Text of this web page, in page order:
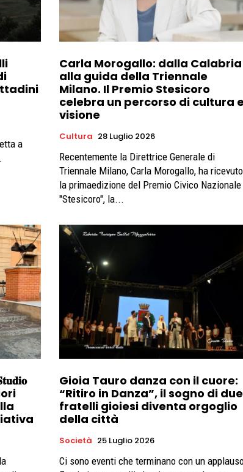
a
Carla Morogallo: dalla Calabria
alla guida della Triennale
Milano. Il Premio Stesicoro
celebra un percorso di cultura e
visione
Cultura 28 Luglio 2026
Recentemente la Direttrice Generale di
Triennale Milano, Carla Morogallo, ha ricevuto
la primaedizione del Premio Civico Nazionale
"Stesicoro", la...
Gioia Tauro danza con il cuore:
“Ritiro in Danza”, il sogno di due
fratelli gioiesi diventa orgoglio
della città
Società 25 Luglio 2026
Ci sono eventi che terminano con un